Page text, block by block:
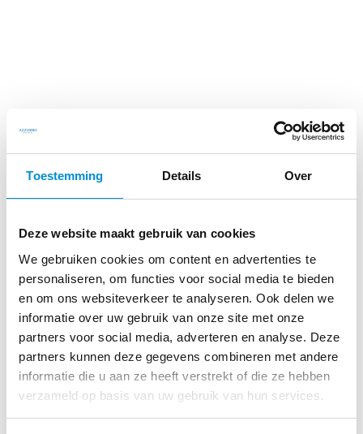
Toestemming Details Over
Deze website maakt gebruik van cookies
We gebruiken cookies om content en advertenties te
personaliseren, om functies voor social media te bieden
en om ons websiteverkeer te analyseren. Ook delen we
informatie over uw gebruik van onze site met onze
partners voor social media, adverteren en analyse. Deze
partners kunnen deze gegevens combineren met andere
informatie die u aan ze heeft verstrekt of die ze hebben
verzameld op basis van uw gebruik van hun services.